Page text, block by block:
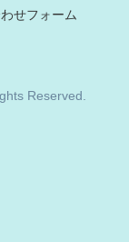
せフォーム
Reserved.